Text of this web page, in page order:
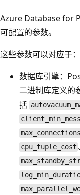
Azure Database for
可配置的参数。
这些参数可以对应于：
数据库引擎：
二进制库定义的
括
max_connections
cpu_tuple_cost